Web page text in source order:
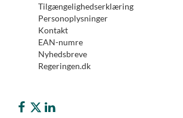
Tilgængelighedserklæring
Personoplysninger
Kontakt
EAN-numre
Nyhedsbreve
Regeringen.dk
Børne- og Undervisningsministeriet på
Børne- og Undervisningsministeriet
Børne- og